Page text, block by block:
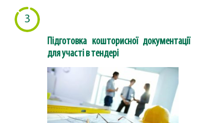
3
Підготовка кошторисної документації
для участі в тендері